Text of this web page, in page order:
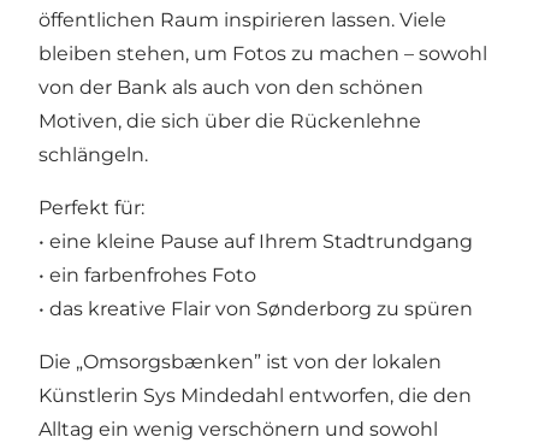
öffentlichen Raum inspirieren lassen. Viele
bleiben stehen, um Fotos zu machen – sowohl
von der Bank als auch von den schönen
Motiven, die sich über die Rückenlehne
schlängeln.
Perfekt für:
• eine kleine Pause auf Ihrem Stadtrundgang
• ein farbenfrohes Foto
• das kreative Flair von Sønderborg zu spüren
Die „Omsorgsbænken” ist von der lokalen
Künstlerin Sys Mindedahl entworfen, die den
Alltag ein wenig verschönern und sowohl